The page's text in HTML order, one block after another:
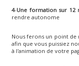
4-Une formation sur 12
rendre autonome
Nous ferons un point
afin que vous puissiez
à l'animation de votre